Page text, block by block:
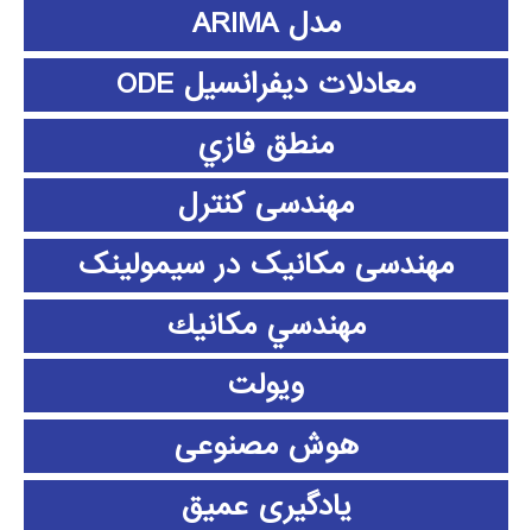
مدل ARIMA
معادلات دیفرانسیل ODE
منطق فازي
مهندسی کنترل
مهندسی مکانیک در سیمولینک
مهندسي مكانيك
ویولت
هوش مصنوعی
یادگیری عمیق